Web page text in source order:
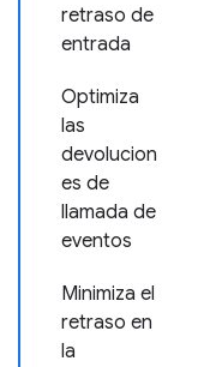
retraso de
entrada
Optimiza
las
devolucion
es de
llamada de
eventos
Minimiza el
retraso en
la